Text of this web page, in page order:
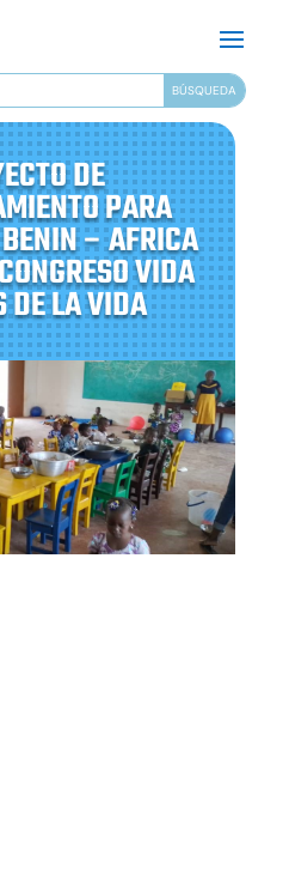
DE
PARA
– AFRICA
VIDA
DE LA VIDA